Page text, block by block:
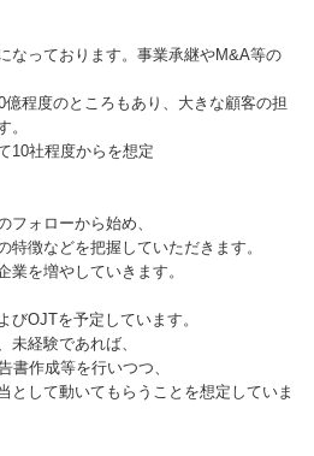
なっております。事業承継やM&A等の
程度のところもあり、大きな顧客の担
。
10社程度からを想定
フォローから始め、
特徴などを把握していただきます。
業を増やしていきます。
びOJTを予定しています。
未経験であれば、
書作成等を行いつつ、
として動いてもらうことを想定していま